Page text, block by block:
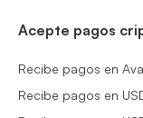
Acepte pagos
Recibe pagos en
Recibe pagos en